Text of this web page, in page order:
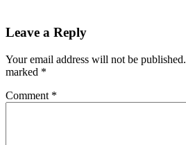
Leave a Reply
Your email address will not be published.
marked *
Comment *